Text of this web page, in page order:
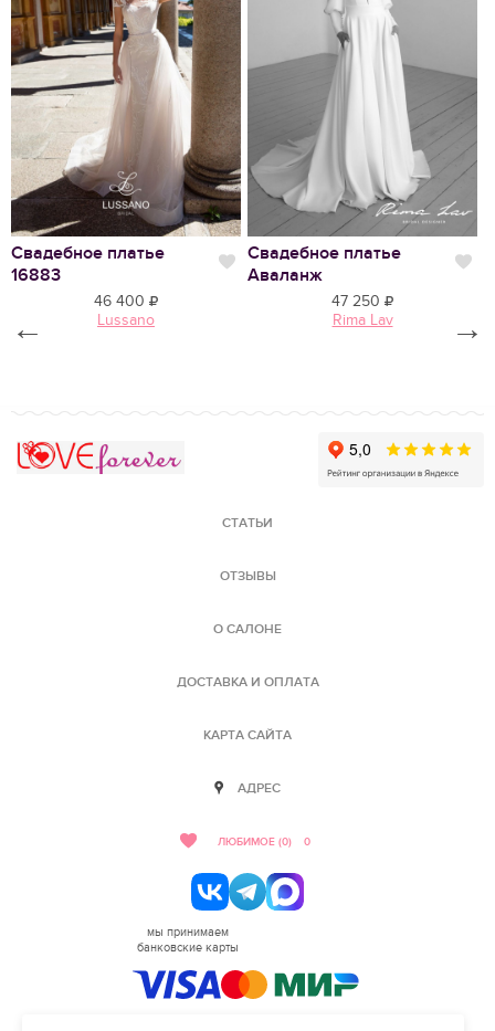
Нравится
Свадебное платье
16883
Нравится
46 400
Lussano
Свадебное платье
Аваланж
47 250
Rima Lav
← →
СТАТЬИ
ОТЗЫВЫ
О САЛОНЕ
ДОСТАВКА И ОПЛАТА
КАРТА САЙТА
АДРЕС
ЛЮБИМОЕ (0) 0
мы принимаем
банковские карты